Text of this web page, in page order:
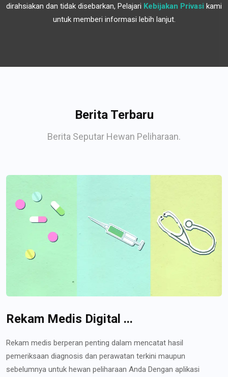
dirahsiakan dan tidak disebarkan, Pelajari Kebijakan Privasi kami
untuk memberi informasi lebih lanjut.
Berita Terbaru
Berita Seputar Hewan Peliharaan.
Rekam Medis Digital ...
Rekam medis berperan penting dalam mencatat hasil
pemeriksaan diagnosis dan perawatan terkini maupun
sebelumnya untuk hewan peliharaan Anda Dengan aplikasi